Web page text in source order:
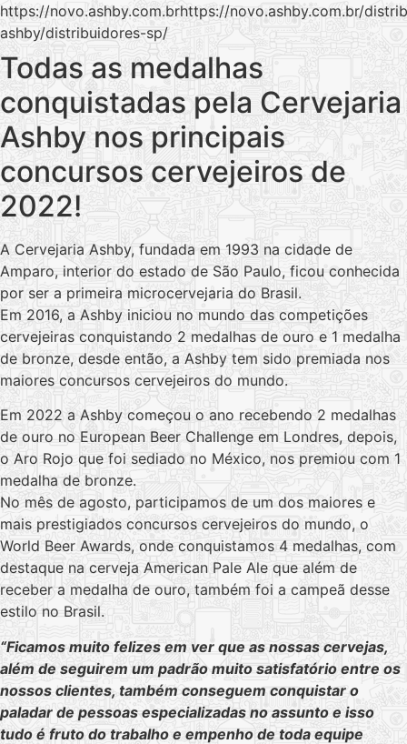
https://novo.ashby.com.brhttps://novo.ashby.com.br/
ashby/distribuidores-sp/
Todas as medalhas
conquistadas pela Cervejaria
Ashby nos principais
concursos cervejeiros de
2022!
A Cervejaria Ashby, fundada em 1993 na cidade de
Amparo, interior do estado de São Paulo, ficou conhecida
por ser a primeira microcervejaria do Brasil.
Em 2016, a Ashby iniciou no mundo das competições
cervejeiras conquistando 2 medalhas de ouro e 1 medalha
de bronze, desde então, a Ashby tem sido premiada nos
maiores concursos cervejeiros do mundo.
Em 2022 a Ashby começou o ano recebendo 2 medalhas
de ouro no European Beer Challenge em Londres, depois,
o Aro Rojo que foi sediado no México, nos premiou com 1
medalha de bronze.
No mês de agosto, participamos de um dos maiores e
mais prestigiados concursos cervejeiros do mundo, o
World Beer Awards, onde conquistamos 4 medalhas, com
destaque na cerveja American Pale Ale que além de
receber a medalha de ouro, também foi a campeã desse
estilo no Brasil.
“Ficamos muito felizes em ver que as nossas cervejas,
além de seguirem um padrão muito satisfatório entre os
nossos clientes, também conseguem conquistar o
paladar de pessoas especializadas no assunto e isso
tudo é fruto do trabalho e empenho de toda equipe